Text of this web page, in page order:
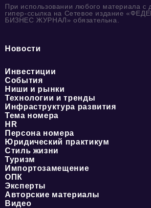
При использовании любого материала с
гипер-ссылка на Сетевое издание
БИЗНЕС ЖУРНАЛ» обязательна.
Новости
Инвестиции
События
Ниши и рынки
Технологии и тренды
Инфраструктура развития
Тема номера
HR
Персона номера
Юридический практикум
Стиль жизни
Туризм
Импортозамещение
ОПК
Эксперты
Авторские материалы
Видео